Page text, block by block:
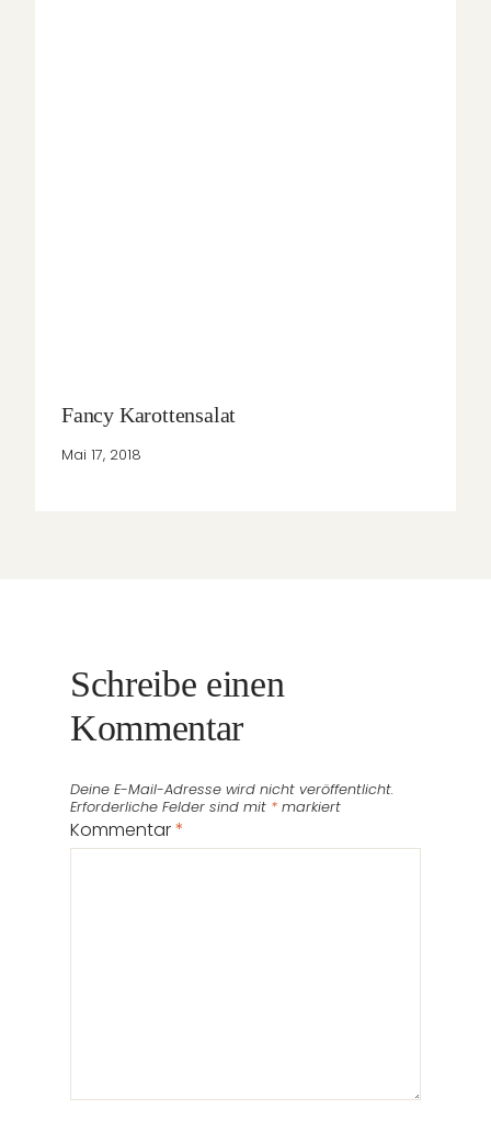
Fancy Karottensalat
Mai 17, 2018
Schreibe einen
Kommentar
Deine E-Mail-Adresse wird nicht veröffentlicht.
Erforderliche Felder sind mit * markiert
Kommentar*